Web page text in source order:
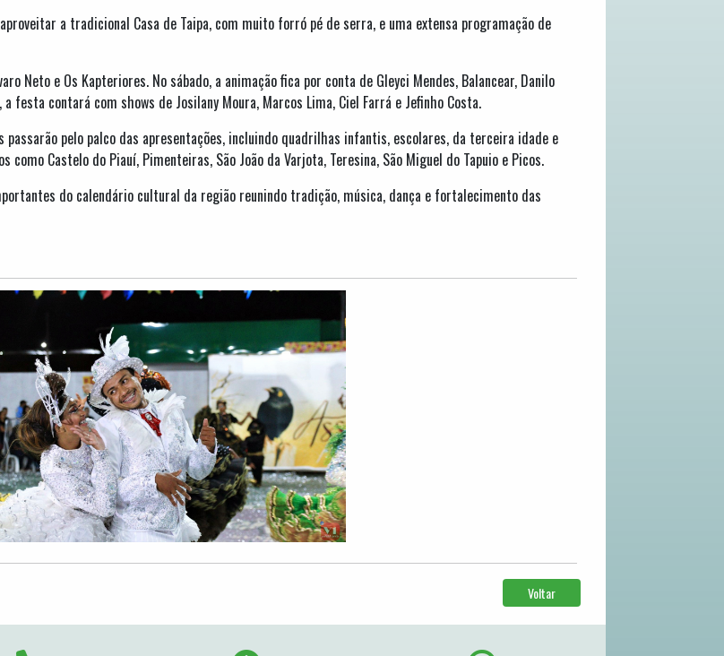
a tradicional Casa de Taipa, com muito forró pé de serra, e uma extensa programação de
Neto e Os Kapteriores. No sábado, a animação fica por conta de Gleyci Mendes, Balancear, Danilo
festa contará com shows de Josilany Moura, Marcos Lima, Ciel Farrá e Jefinho Costa.
pelo palco das apresentações, incluindo quadrilhas infantis, escolares, da terceira idade e
Castelo do Piauí, Pimenteiras, São João da Varjota, Teresina, São Miguel do Tapuio e Picos.
do calendário cultural da região reunindo tradição, música, dança e fortalecimento das
Voltar